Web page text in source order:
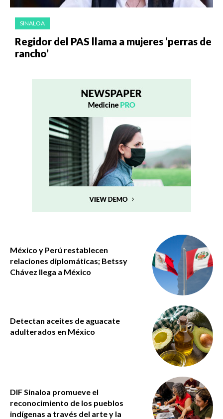
SINALOA
Regidor del PAS llama a mujeres ‘perras de
rancho’
México y Perú restablecen
relaciones diplomáticas; Betssy
Chávez llega a México
Detectan aceites de aguacate
adulterados en México
DIF Sinaloa promueve el
reconocimiento de los pueblos
indígenas a través del arte y la